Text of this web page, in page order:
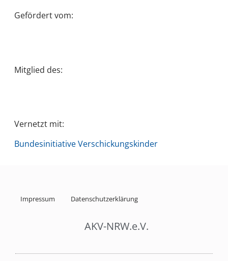
Gefördert vom:
Mitglied des:
Vernetzt mit:
Bundesinitiative Verschickungskinder
Impressum Datenschutzerklärung
AKV-NRW.e.V.